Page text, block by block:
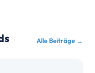
Alle Beiträge →